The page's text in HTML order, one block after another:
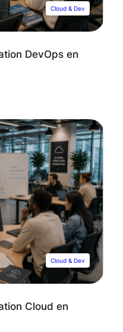
Cloud & Dev
DevOps en
Cloud & Dev
Cloud en